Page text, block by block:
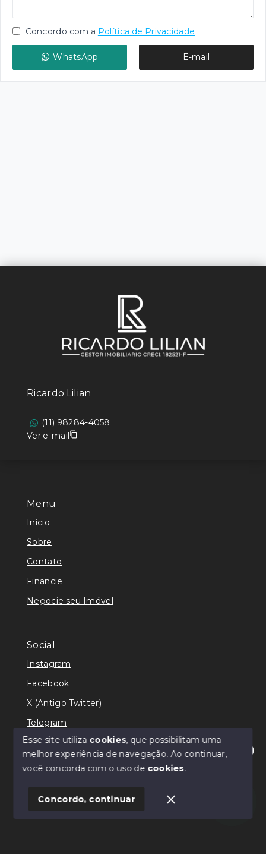
Concordo com a Política de Privacidade
WhatsApp E-mail
Olá! Estamos disponíveis para te ajudar.
Menu
Início
Sobre
Contato
Financie
Negocie seu Imóvel
Social
Instagram
Facebook
X (Antigo Twitter)
Telegram
© Copyright 2026 - Ricardo Lilian - Todos os direitos
SITE PARA IMOBILIARIA
Ricardo Lilian
(11) 98284-4058
Ver e-mail
Esse site utiliza cookies, que possibilitam uma
melhor experiência de navegação.Ao continuar,
você concorda com o uso de cookies.
Concordo, continuar